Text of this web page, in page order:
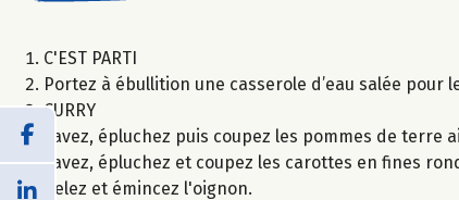
C'EST PARTI
Portez à ébullition une casserole d’eau salée pour
CURRY
Lavez, épluchez puis coupez les pommes de terre
Lavez, épluchez et coupez les carottes en fines
Pelez et émincez l'oignon.